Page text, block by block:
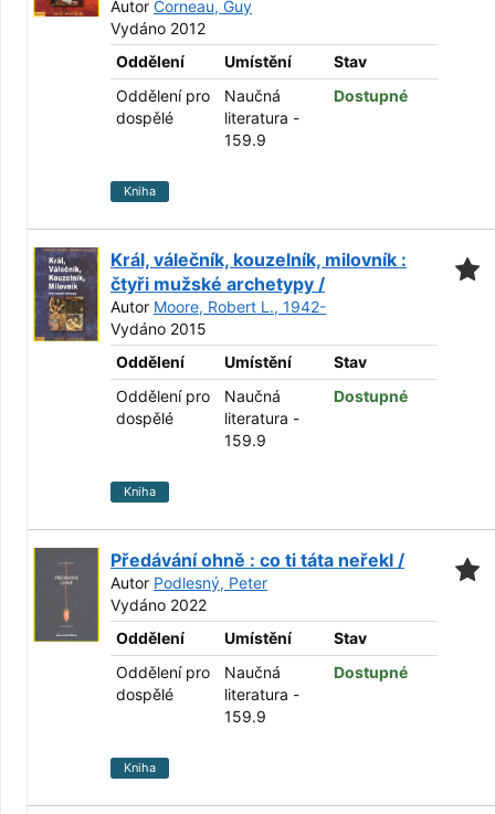
Autor Corneau, Guy
Vydáno 2012
Oddělení
Umístění
Stav
Oddělení pro
dospělé
Naučná
literatura -
159.9
Dostupné
Kniha
Král, válečník, kouzelník, milovník :
čtyři mužské archetypy /
Autor Moore, Robert L., 1942-
Vydáno 2015
Oddělení
Umístění
Stav
Oddělení pro
dospělé
Naučná
literatura -
159.9
Dostupné
Kniha
Předávání ohně : co ti táta neřekl /
Autor Podlesný, Peter
Vydáno 2022
Oddělení
Umístění
Stav
Oddělení pro
dospělé
Naučná
literatura -
159.9
Dostupné
Kniha